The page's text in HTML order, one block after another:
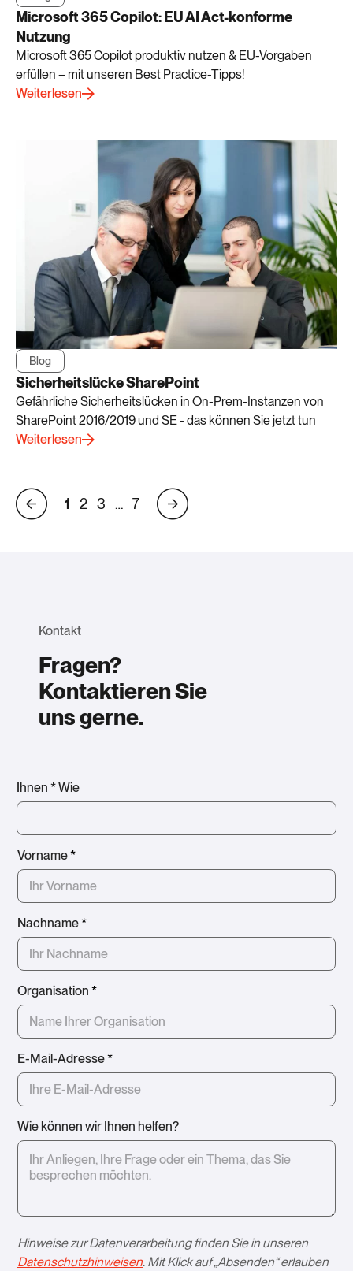
Microsoft 365 Copilot: EU AI Act-konforme
Nutzung
Microsoft 365 Copilot produktiv nutzen & EU-Vorgaben
erfüllen – mit unseren Best Practice-Tipps!
Weiterlesen
Blog
Sicherheitslücke SharePoint
Gefährliche Sicherheitslücken in On-Prem-Instanzen von
SharePoint 2016/2019 und SE - das können Sie jetzt tun
Weiterlesen
1 2 3 … 7
Kontakt
Fragen?
Kontaktieren Sie
uns gerne.
Ihnen * Wie
Vorname*
Nachname*
Organisation *
E-Mail-Adresse*
Wie können wir Ihnen helfen?
Hinweise zur Datenverarbeitung finden Sie in unseren
Datenschutzhinweisen. Mit Klick auf „Absenden“ erlauben